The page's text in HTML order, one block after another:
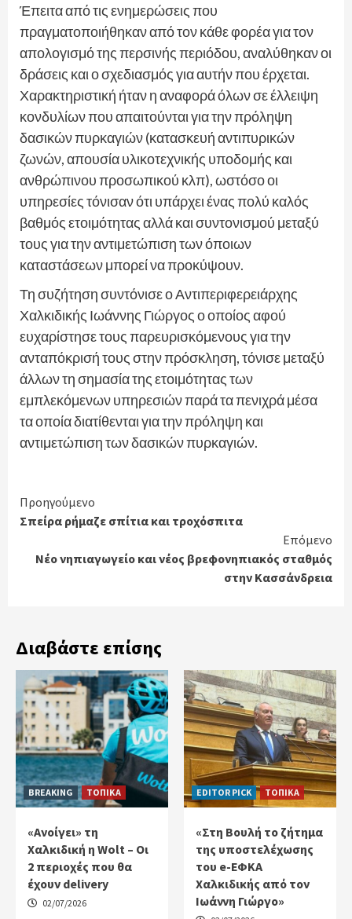
Έπειτα από τις ενημερώσεις που
πραγματοποιήθηκαν από τον κάθε φορέα για τον
απολογισμό της περσινής περιόδου, αναλύθηκαν οι
δράσεις και ο σχεδιασμός για αυτήν που έρχεται.
Χαρακτηριστική ήταν η αναφορά όλων σε έλλειψη
κονδυλίων που απαιτούνται για την πρόληψη
δασικών πυρκαγιών (κατασκευή αντιπυρικών
ζωνών, απουσία υλικοτεχνικής υποδομής και
ανθρώπινου προσωπικού κλπ), ωστόσο οι
υπηρεσίες τόνισαν ότι υπάρχει ένας πολύ καλός
βαθμός ετοιμότητας αλλά και συντονισμού μεταξύ
τους για την αντιμετώπιση των όποιων
καταστάσεων μπορεί να προκύψουν.
Τη συζήτηση συντόνισε ο Αντιπεριφερειάρχης
Χαλκιδικής Ιωάννης Γιώργος ο οποίος αφού
ευχαρίστησε τους παρευρισκόμενους για την
ανταπόκρισή τους στην πρόσκληση, τόνισε μεταξύ
άλλων τη σημασία της ετοιμότητας των
εμπλεκόμενων υπηρεσιών παρά τα πενιχρά μέσα
τα οποία διατίθενται για την πρόληψη και
αντιμετώπιση των δασικών πυρκαγιών.
Continue
Reading
Προηγούμενο
Σπείρα ρήμαζε σπίτια και τροχόσπιτα
Επόμενο
Νέο νηπιαγωγείο και νέος βρεφονηπιακός σταθμός
στην Κασσάνδρεια
Διαβάστε επίσης
BREAKING ΤΟΠΙΚΑ
«Ανοίγει» τη
Χαλκιδική η Wolt – Οι
2 περιοχές που θα
έχουν delivery
02/07/2026
EDITOR PICK ΤΟΠΙΚΑ
«Στη Βουλή το ζήτημα
της υποστελέχωσης
του e-ΕΦΚΑ
Χαλκιδικής από τον
Ιωάννη Γιώργο»